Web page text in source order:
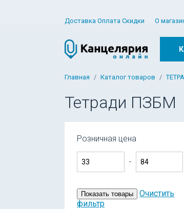
Доставка Оплата Скидки О
Главная Каталог товаров
Тетради ПЗБМ
Розничная цена
-
Показать товары
Очистить
фильтр